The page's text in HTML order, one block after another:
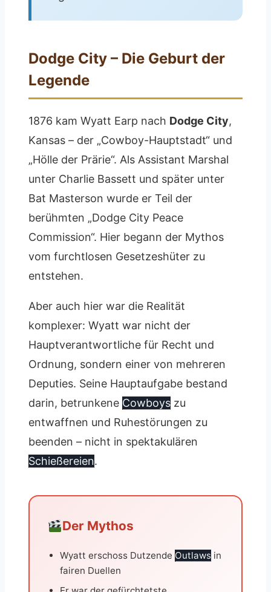
Dodge City – Die Geburt der
Legende
1876 kam Wyatt Earp nach Dodge City,
Kansas – der „Cowboy-Hauptstadt“ und
„Hölle der Prärie“. Als Assistant Marshal
unter Charlie Bassett und später unter
Bat Masterson wurde er Teil der
berühmten „Dodge City Peace
Commission“. Hier begann der Mythos
vom furchtlosen Gesetzeshüter zu
entstehen.
Aber auch hier war die Realität
komplexer: Wyatt war nicht der
Hauptverantwortliche für Recht und
Ordnung, sondern einer von mehreren
Deputies. Seine Hauptaufgabe bestand
darin, betrunkene Cowboys zu
entwaffnen und Ruhestörungen zu
beenden – nicht in spektakulären
Schießereien.
Der Mythos
Wyatt erschoss Dutzende Outlaws in
fairen Duellen